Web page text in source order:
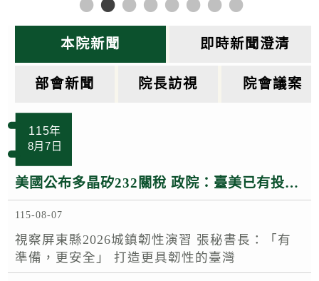
本院新聞 即時新聞澄清
部會新聞 院長訪視 院會議案
115年
8月7日
美國公布多晶矽232關稅 政院：臺美已有投資MOU 半導體多晶矽相關產品適用相關優惠待遇
115-08-07
視察屏東縣2026城鎮韌性演習 張秘書長：「有
準備，更安全」 打造更具韌性的臺灣